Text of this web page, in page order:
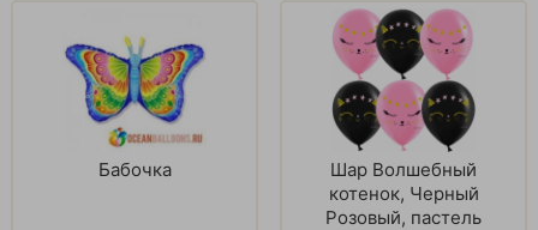
Бабочка
Шар Волшебный
котенок, Черный
Розовый, пастель